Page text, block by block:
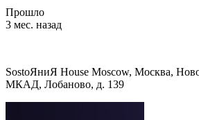
Прошло
3 мес. назад
SostoЯниЯ House Moscow, Москва,
МКАД, Лобаново, д. 139